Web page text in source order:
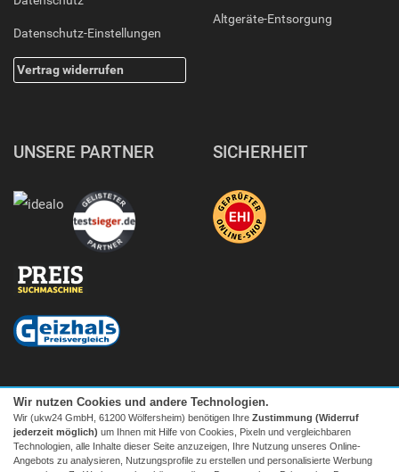
Datenschutz-Einstellungen
Vertrag widerrufen
Altgeräte-Entsorgung
UNSERE PARTNER SICHERHEIT
Wir nutzen Cookies und andere Technologien.
Wir (ukw24 GmbH, 61200 Wölfersheim) benötigen Ihre Zustimmung (Widerruf
jederzeit möglich) um Ihnen mit Hilfe von Cookies, Pixeln und vergleichbaren
Technologien, alle Inhalte dieser Seite anzuzeigen, Ihre Nutzung unseres Online-
Angebots zu analysieren, Nutzungsprofile zu erstellen und personalisierte Werbung